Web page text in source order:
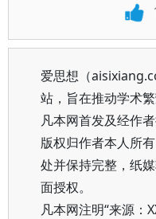
爱思想（
站，旨在推动学术
凡本网首发及经作
版权归作者本人所
处并保持完整，纸
面授权。
凡本网注明“来源：